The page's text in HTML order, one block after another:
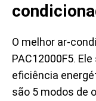
O melhor ar-
PAC12000F5.
eficiência
são 5 modos de